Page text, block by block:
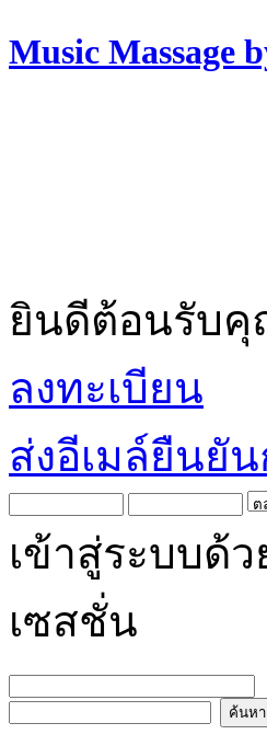
Music Massage
ยินดีต้อนรับ
ลงทะเบียน
ส่งอีเมล์ยืนยั
เข้าสู่ระบบด้
เซสชั่น